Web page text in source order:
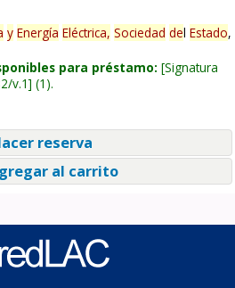
y Energía Eléctrica, Sociedad del Estado,
para préstamo: Signatura
v.1 (1).
reserva
al carrito